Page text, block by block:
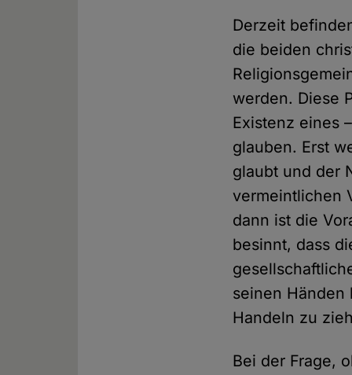
Derzeit
die beiden
werden. Diese
Existenz eines
glauben. Erst
glaubt und der
vermeintlichen
dann ist die
besinnt, dass
seinen Händen
Handeln zu
Bei der Frage,